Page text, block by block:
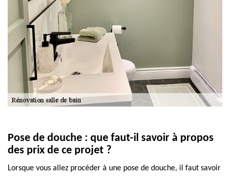
Pose de douche : que faut-il savoir à propos
des prix de ce projet ?
Lorsque vous allez procéder à une pose de douche, il faut savoir